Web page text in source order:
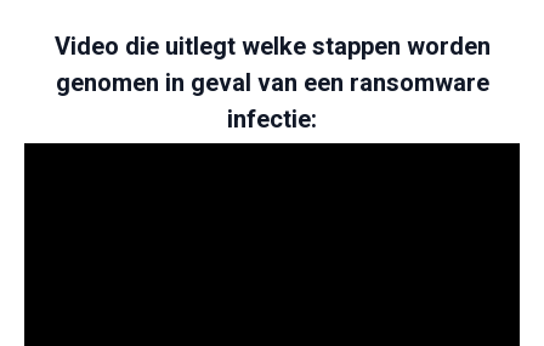
Video die uitlegt welke stappen worden
genomen in geval van een ransomware
infectie: